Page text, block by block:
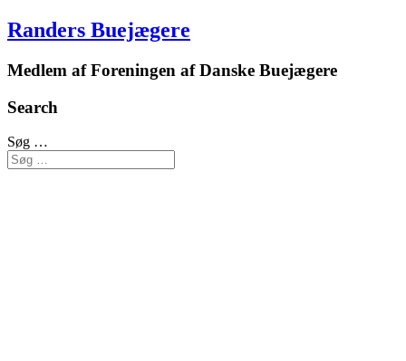
Randers Buejægere
Medlem af Foreningen af Danske Buejægere
Search
Søg …